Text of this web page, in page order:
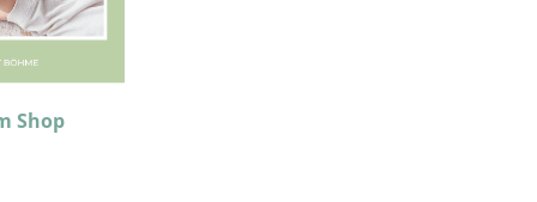
Shop